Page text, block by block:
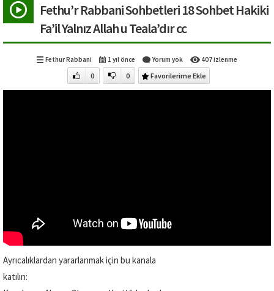
Fethu’r Rabbani Sohbetleri 18 Sohbet Hakiki
Fa’il Yalnız Allah u Teala’dır cc
Fethur Rabbani 1 yıl önce Yorum yok 407 izlenme
0 0 Favorilerime Ekle
Ayrıcalıklardan yararlanmak için bu kanala
katılın: